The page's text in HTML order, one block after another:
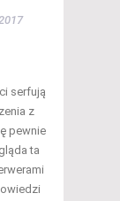
serfują
z
pewnie
ta